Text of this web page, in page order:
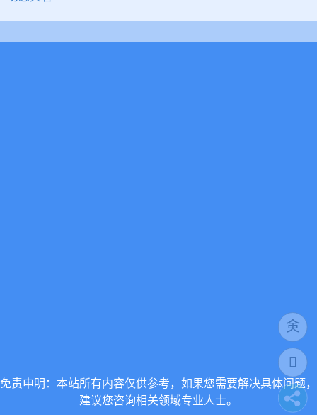
免责申明：本站所有内容仅供参考，如果您需要解决具体问题，
建议您咨询相关领域专业人士。